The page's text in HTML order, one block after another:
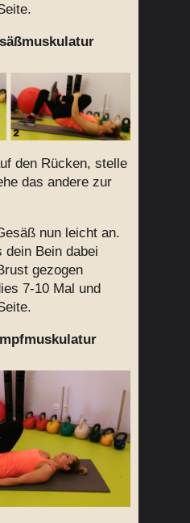
den Rücken, stelle
das andere zur
nun leicht an.
dein Bein dabei
gezogen
7-10 Mal und